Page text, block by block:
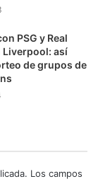
PSG y Real
Liverpool: así
de grupos de
Los campos